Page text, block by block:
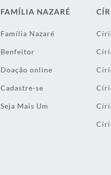
FAMÍLIA NAZARÉ
Família Nazaré
Benfeitor
Doação online
Cadastre-se
Seja Mais Um